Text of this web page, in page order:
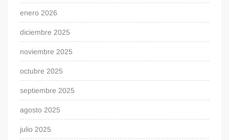
enero 2026
diciembre 2025
noviembre 2025
octubre 2025
septiembre 2025
agosto 2025
julio 2025